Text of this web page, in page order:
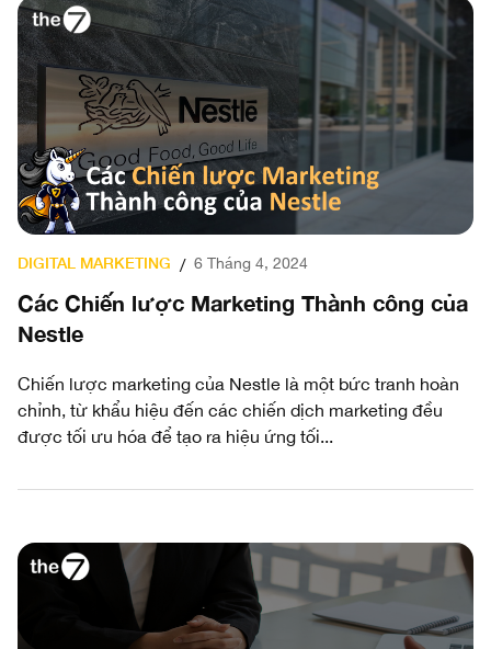
DIGITAL MARKETING / 6 Tháng 4, 2024
Các Chiến lược Marketing Thành công của
Nestle
Chiến lược marketing của Nestle là một bức tranh hoàn
chỉnh, từ khẩu hiệu đến các chiến dịch marketing đều
được tối ưu hóa để tạo ra hiệu ứng tối...